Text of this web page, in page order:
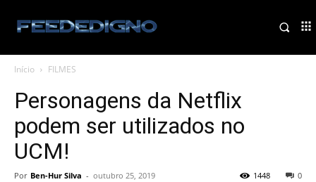
Início FILMES
Personagens da Netflix
podem ser utilizados no
UCM!
Por Ben-Hur Silva - outubro 25, 2019 0
1448